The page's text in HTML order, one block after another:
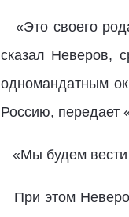
«Это своего
сказал Неверов,
одномандатным
Россию, передает
«Мы будем вести
При этом